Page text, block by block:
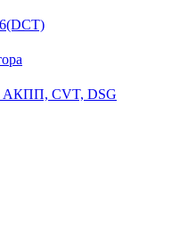
АКПП, CVT, DSG